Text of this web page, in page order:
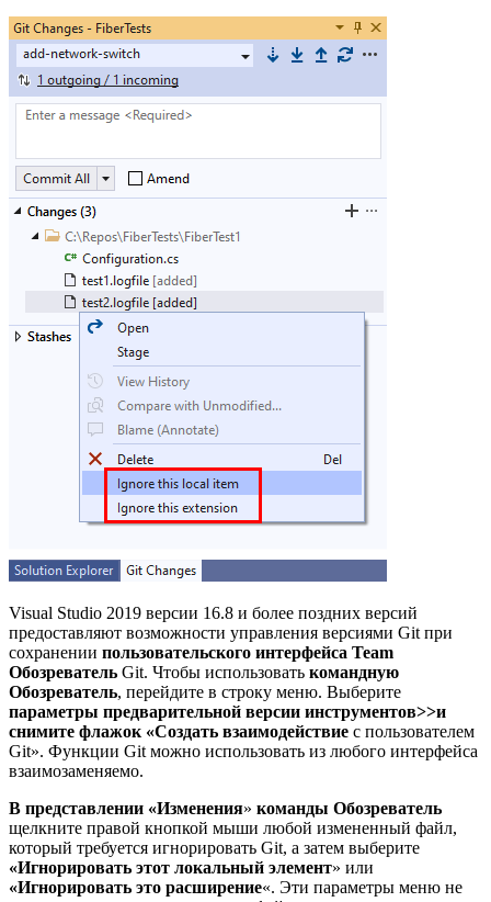
Visual Studio 2019 версии 16.8 и более поздних версий
предоставляют возможности управления версиями Git при
сохранении пользовательского интерфейса Team
Обозреватель Git. Чтобы использовать командную
Обозреватель, перейдите в строку меню. Выберите
параметры предварительной версии инструментов>>и
снимите флажок «Создать взаимодействие с пользователем
Git». Функции Git можно использовать из любого интерфейса
взаимозаменяемо.
В представлении «Изменения» команды Обозреватель
щелкните правой кнопкой мыши любой измененный файл,
который требуется игнорировать Git, а затем выберите
«Игнорировать этот локальный элемент» или
«Игнорировать это расширение«. Эти параметры меню не